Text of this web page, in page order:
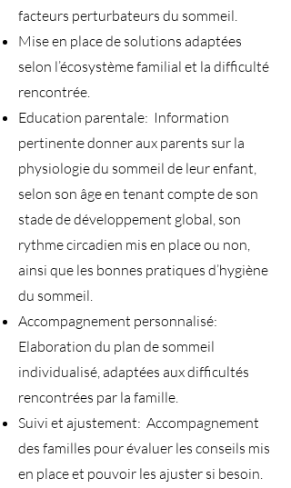
facteurs perturbateurs du sommeil.
Mise en place de solutions adaptées
selon l’écosystème familial et la difficulté
rencontrée.
Education parentale: Information
pertinente donner aux parents sur la
physiologie du sommeil de leur enfant,
selon son âge en tenant compte de son
stade de développement global, son
rythme circadien mis en place ou non,
ainsi que les bonnes pratiques d’hygiène
du sommeil.
Accompagnement personnalisé:
Elaboration du plan de sommeil
individualisé, adaptées aux difficultés
rencontrées par la famille.
Suivi et ajustement: Accompagnement
des familles pour évaluer les conseils mis
en place et pouvoir les ajuster si besoin.